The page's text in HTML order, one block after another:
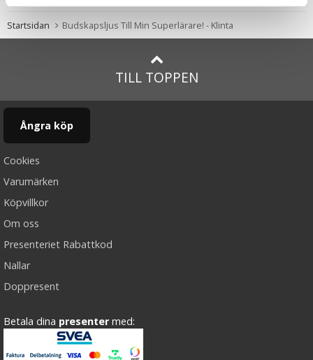
Startsidan Budskapsljus Till Min Superlärare! - Klinta
TILL TOPPEN
Ångra köp
Cookies
Varumärken
Köpvillkor
Om oss
Presenteriet Rabattkod
Nallar
Doppresent
Betala dina presenter med: